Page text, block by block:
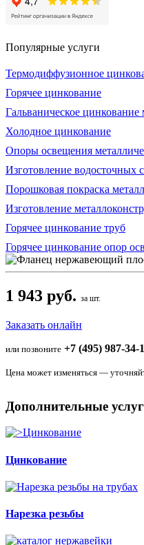
Популярные услуги
Термодиффузионное
Горячее цинкование
Гальваническое цинкование
Холодное цинкование
Опоры освещения
Изготовление водосточных
Порошковая покраска
Изготовление
Горячее цинкование труб
Горячее цинкование опор
1 943 руб. за шт.
Заказать онлайн
или позвоните +7 (495) 987-34-
Цена может изменяться —
Дополнительные
Цинкование
Нарезка резьбы